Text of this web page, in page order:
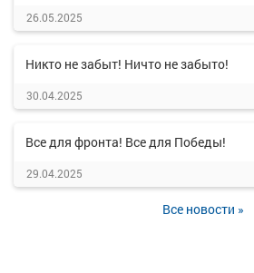
26.05.2025
Никто не забыт! Ничто не забыто!
30.04.2025
Все для фронта! Все для Победы!
29.04.2025
Все новости »